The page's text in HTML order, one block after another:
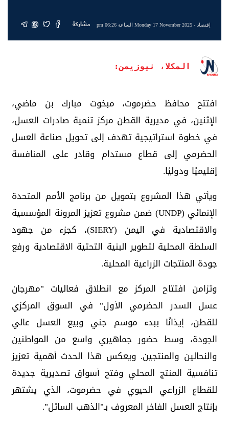
إقتصاد - Monday 17 November 2025 الساعة 06:26 pm مشاركة
المكلا، نيوزيمن:
افتتح محافظ حضرموت، مبخوت مبارك بن ماضي،
الإثنين، في مديرية القطن مركز تنمية صادرات العسل،
في خطوة استراتيجية تهدف إلى تحويل صناعة العسل
الحضرمي إلى قطاع مستدام وقادر على المنافسة
إقليميًا ودوليًا.
ويأتي هذا المشروع بتمويل من برنامج الأمم المتحدة
الإنمائي (UNDP) ضمن مشروع تعزيز المرونة المؤسسية
والاقتصادية في اليمن (SIERY)، كجزء من جهود
السلطة المحلية لتطوير البنية التحتية الاقتصادية ورفع
جودة المنتجات الزراعية المحلية.
وتزامن افتتاح المركز مع انطلاق فعاليات "مهرجان
عسل السدر الحضرمي الأول" في السوق المركزي
للقطن، إيذانًا ببدء موسم جني وبيع العسل عالي
الجودة، وسط حضور جماهيري واسع من المواطنين
والنحالين والمنتجين. ويعكس هذا الحدث أهمية تعزيز
تنافسية المنتج المحلي وفتح أسواق تصديرية جديدة
للقطاع الزراعي الحيوي في حضرموت، الذي يشتهر
بإنتاج العسل الفاخر المعروف بـ"الذهب السائل".